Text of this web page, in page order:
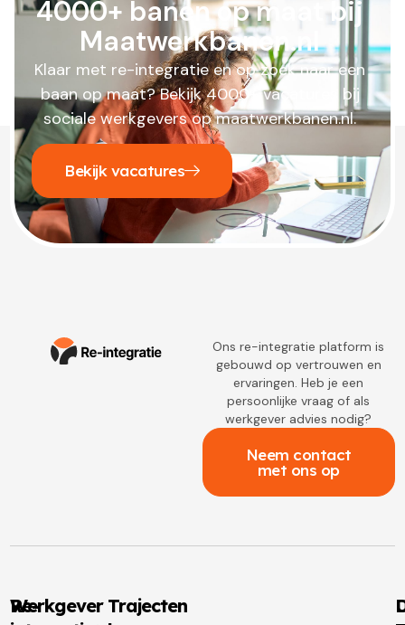
4000+ banen op maat bij
Maatwerkbanen.nl
Klaar met re-integratie en op zoek naar een
baan op maat? Bekijk 4000+ vacatures bij
sociale werkgevers op maatwerkbanen.nl.
Bekijk vacatures
Ons re-integratie platform is
gebouwd op vertrouwen en
ervaringen. Heb je een
persoonlijke vraag of als
werkgever advies nodig?
Neem contact
met ons op
Re-
Werkgever Trajecten